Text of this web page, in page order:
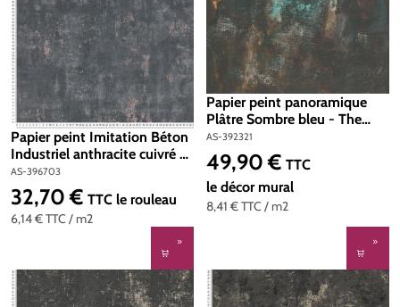
Papier peint Imitation Béton
Industriel anthracite cuivré -
Stories of Life d'A.S. Création
| Réf. AS-396703
AS-396703
6,14 €TTC / m2
Prix régulier :
32,70 € TTC le rouleau
Papier peint panoramique
Plâtre Sombre bleu - The
Wall 2 d'A.S. Création | Réf.
AS-392321
AS-392321
8,41 €TTC / m2
Prix régulier :
49,90 € TTC
le décor mural